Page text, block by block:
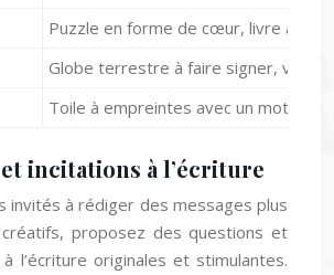
Puzzle en forme de cœur, livre avec
Globe terrestre à faire signer,
Toile à empreintes avec un motif
incitations à l’écriture
invités à rédiger des messages plus
proposez des questions et
l’écriture originales et stimulantes.